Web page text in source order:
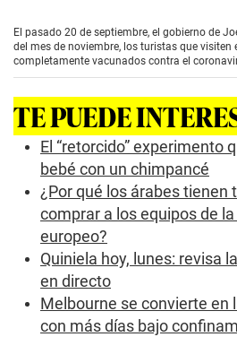
e
c
o
s
o
El pasado 20 de septiembre, el gobierno de
del mes de noviembre, los turistas que visiten
completamente vacunados contra el
TE PUEDE
El “retorcido” experimento
bebé con un chimpancé
¿Por qué los árabes tienen
comprar a los equipos de
europeo?
Quiniela hoy, lunes: revisa
en directo
Melbourne se convierte en
con más días bajo